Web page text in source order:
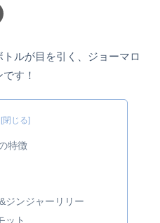
ルが目を引く、ジョーマロ
す！
特徴
ジンジャーリリー
ット